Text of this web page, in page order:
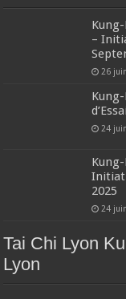
–
26
24
2025
24
Tai Chi Lyon
Lyon